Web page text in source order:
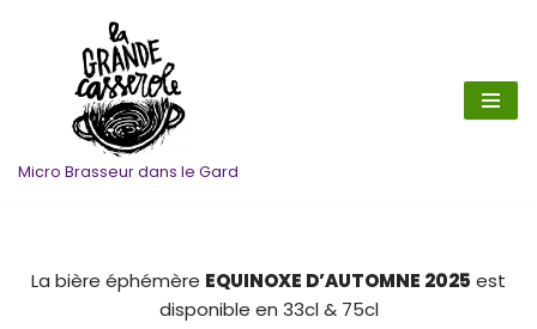
contenu
Micro Brasseur dans le Gard
La bière éphémère EQUINOXE D’AUTOMNE 2025 est
disponible en 33cl & 75cl